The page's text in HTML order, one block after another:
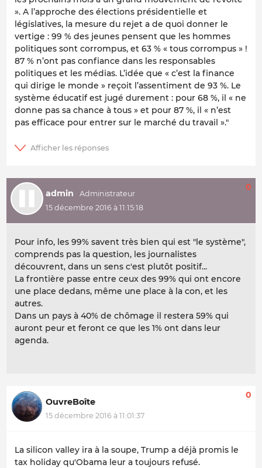
». A l’approche des élections présidentielle et
législatives, la mesure du rejet a de quoi donner le
vertige : 99 % des jeunes pensent que les hommes
politiques sont corrompus, et 63 % « tous corrompus » !
87 % n’ont pas confiance dans les responsables
politiques et les médias. L’idée que « c’est la finance
qui dirige le monde » reçoit l’assentiment de 93 %. Le
système éducatif est jugé durement : pour 68 %, il « ne
donne pas sa chance à tous » et pour 87 %, il « n’est
pas efficace pour entrer sur le marché du travail »."
admin
15 décembre 2016 à 11:15:18
0
Pour info, les 99% savent très bien qui est "le système",
comprends pas la question, les journalistes
découvrent, dans un sens c'est plutôt positif...
La frontière passe entre ceux des 99% qui ont encore
une place dedans, même une place à la con, et les
autres.
Dans un pays à 40% de chômage il restera 59% qui
auront peur et feront ce que les 1% ont dans leur
agenda.
OuvreBoîte
15 décembre 2016 à 11:01:37
0
La silicon valley ira à la soupe, Trump a déjà promis le
tax holiday qu'Obama leur a toujours refusé.